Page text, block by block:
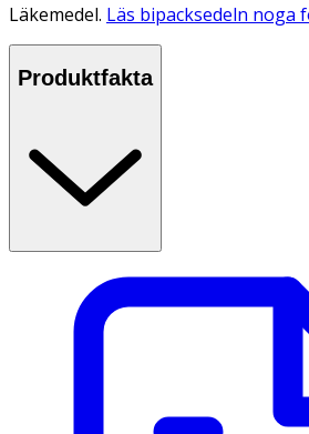
Läkemedel. Läs bipacksedeln noga
Produktfakta